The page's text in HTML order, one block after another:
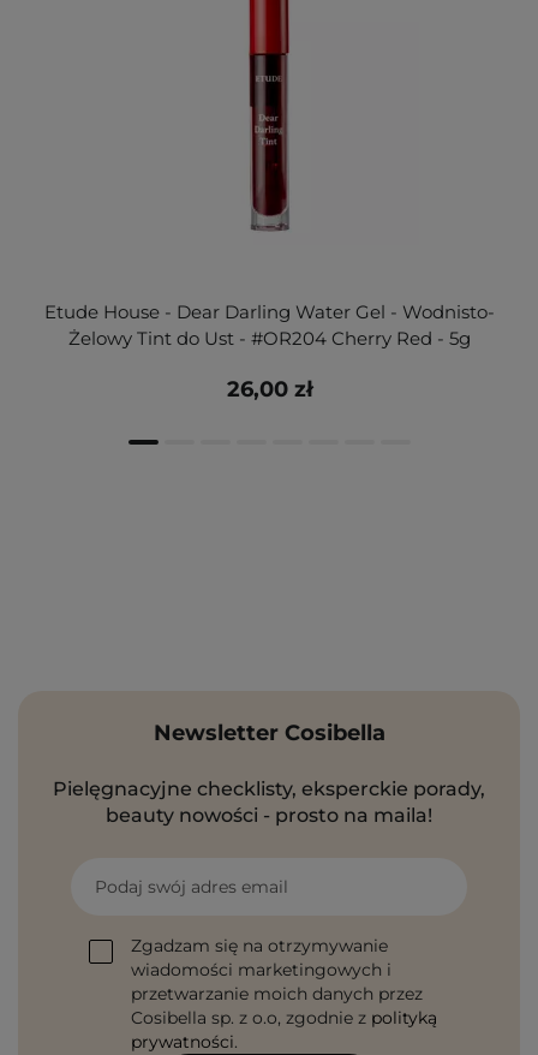
Etude House - Dear Darling Water Gel - Wodnisto-
Żelowy Tint do Ust - #OR204 Cherry Red - 5g
26,00 zł
Newsletter Cosibella
Pielęgnacyjne checklisty, eksperckie porady,
beauty nowości - prosto na maila!
Podaj swój adres email
Zgadzam się na otrzymywanie
wiadomości marketingowych i
przetwarzanie moich danych przez
Cosibella sp. z o.o, zgodnie z polityką
prywatności.